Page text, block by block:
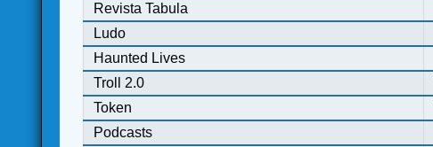
Revista Tabula
Ludo
Haunted Lives
Troll 2.0
Token
Podcasts